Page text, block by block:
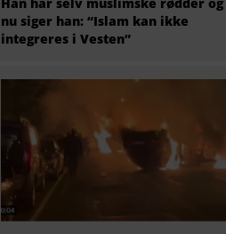
nu siger han: “Islam kan ikke
integreres i Vesten”